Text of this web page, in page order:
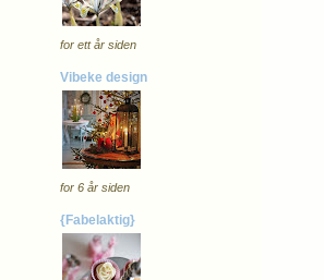
for ett år siden
Vibeke design
for 6 år siden
{Fabelaktig}